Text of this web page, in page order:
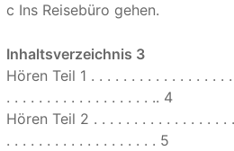
c Ins Reisebüro gehen.
Inhaltsverzeichnis 3
Hören Teil 1 . . . . . . . . . . . . . . . . .
. . . . . . . . . . . . . . . . . . .. 4
Hören Teil 2 . . . . . . . . . . . . . . . . .
. . . . . . . . . . . . . . . . . . . 5